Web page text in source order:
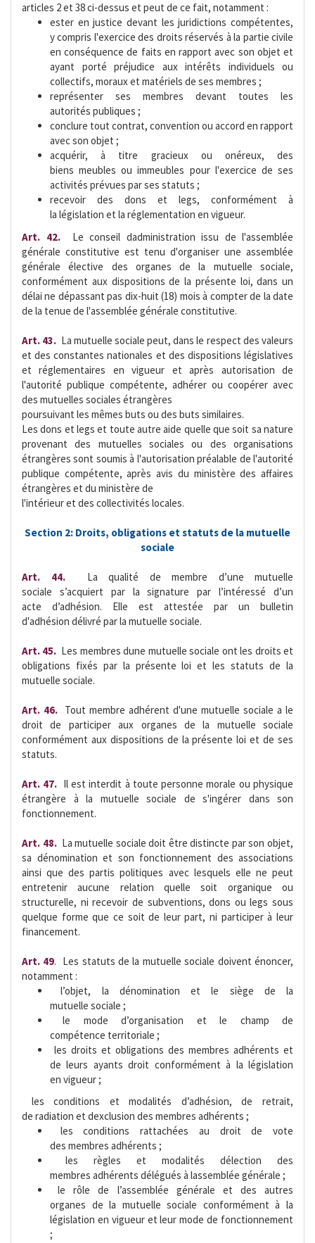
articles 2 et 38 ci-dessus et peut de ce fait, notamment :
ester en justice devant les juridictions compétentes,
y compris l'exercice des droits réservés à la partie civile
en conséquence de faits en rapport avec son objet et
ayant porté préjudice aux intérêts individuels ou
collectifs, moraux et matériels de ses membres ;
représenter ses membres devant toutes les
autorités publiques ;
conclure tout contrat, convention ou accord en rapport
avec son objet ;
acquérir, à titre gracieux ou onéreux, des
biens meubles ou immeubles pour l'exercice de ses
activités prévues par ses statuts ;
recevoir des dons et legs, conformément à
la législation et la réglementation en vigueur.
Art. 42. Le conseil dadministration issu de l'assemblée
générale constitutive est tenu d'organiser une assemblée
générale élective des organes de la mutuelle sociale,
conformément aux dispositions de la présente loi, dans un
délai ne dépassant pas dix-huit (18) mois à compter de la date
de la tenue de l'assemblée générale constitutive.
Art. 43.  La mutuelle sociale peut, dans le respect des valeurs
et des constantes nationales et des dispositions législatives
et réglementaires en vigueur et après autorisation de
l'autorité publique compétente, adhérer ou coopérer avec
des mutuelles sociales étrangères
poursuivant les mêmes buts ou des buts similaires.
Les dons et legs et toute autre aide quelle que soit sa nature
provenant des mutuelles sociales ou des organisations
étrangères sont soumis à l'autorisation préalable de l'autorité
publique compétente, après avis du ministère des affaires
étrangères et du ministère de
l'intérieur et des collectivités locales.
Section 2: Droits, obligations et statuts de la mutuelle
sociale
Art. 44. La qualité de membre d’une mutuelle
sociale s’acquiert par la signature par l’intéressé d’un
acte d’adhésion. Elle est attestée par un bulletin
d'adhésion délivré par la mutuelle sociale.
Art. 45.  Les membres dune mutuelle sociale ont les droits et
obligations fixés par la présente loi et les statuts de la
mutuelle sociale.
Art. 46.  Tout membre adhérent d'une mutuelle sociale a le
droit de participer aux organes de la mutuelle sociale
conformément aux dispositions de la présente loi et de ses
statuts.
Art. 47.  Il est interdit à toute personne morale ou physique
étrangère à la mutuelle sociale de s'ingérer dans son
fonctionnement.
Art. 48. La mutuelle sociale doit être distincte par son objet,
sa dénomination et son fonctionnement des associations
ainsi que des partis politiques avec lesquels elle ne peut
entretenir aucune relation quelle soit organique ou
structurelle, ni recevoir de subventions, dons ou legs sous
quelque forme que ce soit de leur part, ni participer à leur
financement.
Art. 49.  Les statuts de la mutuelle sociale doivent énoncer,
notamment :
 l’objet, la dénomination et le siège de la
mutuelle sociale ;
 le mode d’organisation et le champ de
compétence territoriale ;
 les droits et obligations des membres adhérents et
de leurs ayants droit conformément à la législation
en vigueur ;
 les conditions et modalités d’adhésion, de retrait,
de radiation et dexclusion des membres adhérents ;
 les conditions rattachées au droit de vote
des membres adhérents ;
 les règles et modalités délection des
membres adhérents délégués à lassemblée générale ;
 le rôle de l’assemblée générale et des autres
organes de la mutuelle sociale conformément à la
législation en vigueur et leur mode de fonctionnement
;